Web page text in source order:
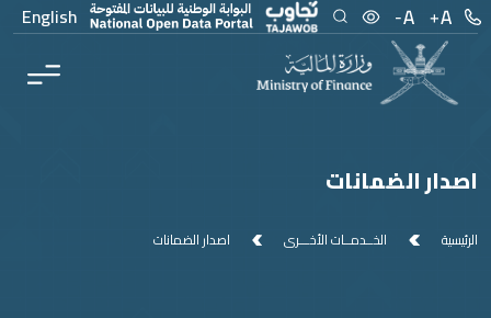
Menu
English Main Content
اصدار الضمانات
الرئيسية الخــدمــات الأخـــرى اصدار الضمانات